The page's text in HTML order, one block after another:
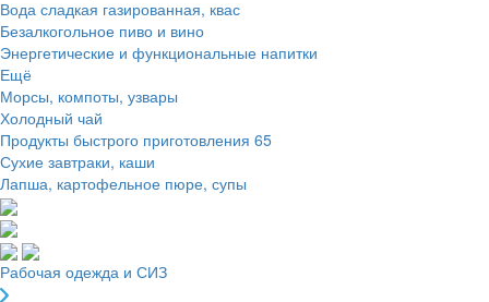
Вода сладкая газированная, квас
Безалкогольное пиво и вино
Энергетические и функциональные напитки
Ещё
Морсы, компоты, узвары
Холодный чай
Продукты быстрого приготовления 65
Сухие завтраки, каши
Лапша, картофельное пюре, супы
Рабочая одежда и СИЗ